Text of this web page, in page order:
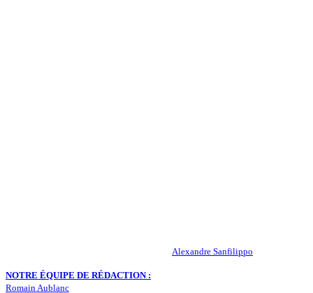
Alexandre Sanfilippo
NOTRE ÉQUIPE DE RÉDACTION :
Romain Aublanc